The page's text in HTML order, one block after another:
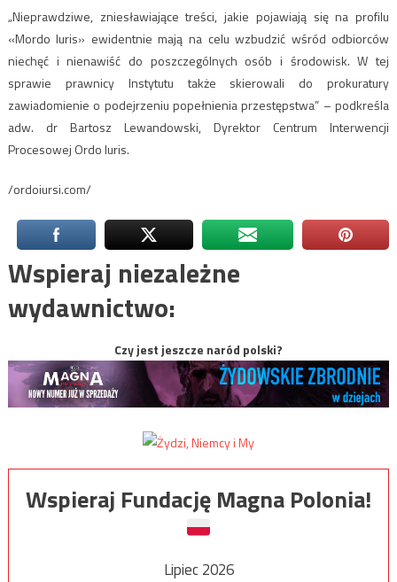
„Nieprawdziwe, zniesławiające treści, jakie pojawiają się na profilu
«Mordo Iuris» ewidentnie mają na celu wzbudzić wśród odbiorców
niechęć i nienawiść do poszczególnych osób i środowisk. W tej
sprawie prawnicy Instytutu także skierowali do prokuratury
zawiadomienie o podejrzeniu popełnienia przestępstwa” – podkreśla
adw. dr Bartosz Lewandowski, Dyrektor Centrum Interwencji
Procesowej Ordo Iuris.
/ordoiursi.com/
Wspieraj niezależne
wydawnictwo:
Czy jest jeszcze naród polski?
Wspieraj Fundację Magna Polonia!
Lipiec 2026